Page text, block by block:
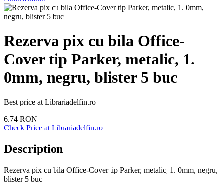
Rezerva pix cu bila Office-
Cover tip Parker, metalic, 1.
0mm, negru, blister 5 buc
Best price at Librariadelfin.ro
6.74 RON
Check Price at Librariadelfin.ro
Description
Rezerva pix cu bila Office-Cover tip Parker, metalic, 1. 0mm, negru,
blister 5 buc